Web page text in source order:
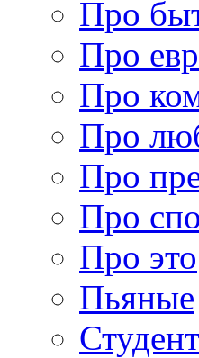
Про
Про
Про
Про
Про
Про
Про это
Пьяные